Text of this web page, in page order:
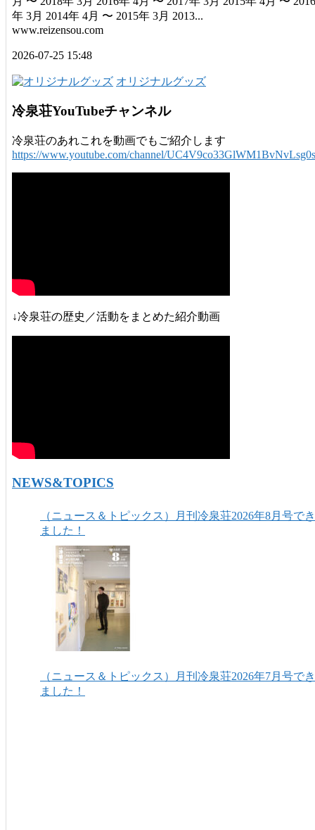
年 3月 2014年 4月 〜 2015年 3月 2013...
www.reizensou.com
2026-07-25 15:48
オリジナルグッズ
冷泉荘YouTubeチャンネル
冷泉荘のあれこれを動画でもご紹介します
https://www.youtube.com/channel/
↓冷泉荘の歴史／活動をまとめた紹介動画
NEWS&TOPICS
（ニュース＆トピックス）月刊冷泉荘2026年8月号でき
ました！
（ニュース＆トピックス）月刊冷泉荘2026年7月号でき
ました！